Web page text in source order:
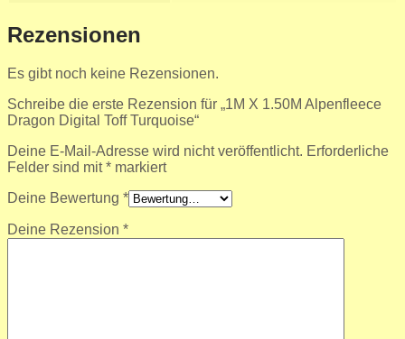
Rezensionen
Es gibt noch keine Rezensionen.
Schreibe die erste Rezension für „1M X 1.50M Alpenfleece
Dragon Digital Toff Turquoise“
Deine E-Mail-Adresse wird nicht veröffentlicht. Erforderliche
Felder sind mit* markiert
Deine Bewertung *
Deine Rezension *